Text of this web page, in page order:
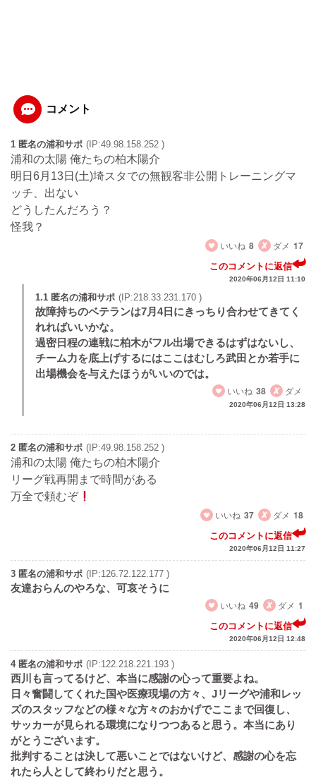
コメント
1 匿名の浦和サポ (IP:49.98.158.252 )
浦和の太陽 俺たちの柏木陽介
明日6月13日(土)埼スタでの無観客非公開トレーニングマ
ッチ、出ない
どうしたんだろう？
怪我？
いいね 8 ダメ 17
このコメントに返信
2020年06月12日 11:10
1.1 匿名の浦和サポ (IP:218.33.231.170 )
故障持ちのベテランは7月4日にきっちり合わせてきてく
れればいいかな。
過密日程の連戦に柏木がフル出場できるはずはないし、
チーム力を底上げするにはここはむしろ武田とか若手に
出場機会を与えたほうがいいのでは。
いいね 38 ダメ
2020年06月12日 13:28
2 匿名の浦和サポ (IP:49.98.158.252 )
浦和の太陽 俺たちの柏木陽介
リーグ戦再開まで時間がある
万全で頼むぞ
いいね 37 ダメ 18
このコメントに返信
2020年06月12日 11:27
3 匿名の浦和サポ (IP:126.72.122.177 )
友達おらんのやろな、可哀そうに
いいね 49 ダメ 1
このコメントに返信
2020年06月12日 12:48
4 匿名の浦和サポ (IP:122.218.221.193 )
西川も言ってるけど、本当に感謝の心って重要よね。
日々奮闘してくれた国や医療現場の方々、Jリーグや浦和レッ
ズのスタッフなどの様々な方々のおかげでここまで回復し、
サッカーが見られる環境になりつつあると思う。本当にあり
がとうございます。
批判することは決して悪いことではないけど、感謝の心を忘
れたら人として終わりだと思う。